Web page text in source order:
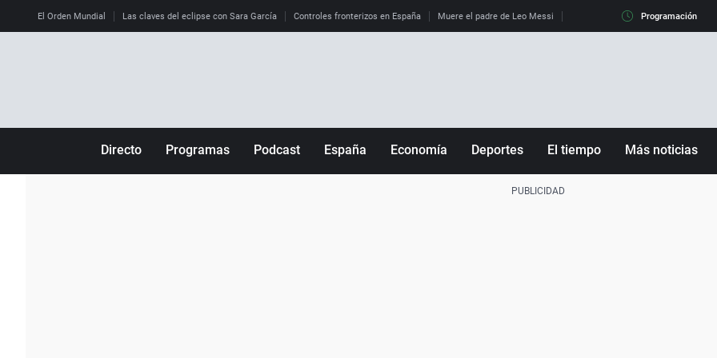
El Orden Mundial Las claves del eclipse con Sara García Controles fronterizos en España Muere el padre de Leo Messi La diferencia entre observar el
Programación
Directo Programas Podcast España Economía Deportes El tiempo Más noticias